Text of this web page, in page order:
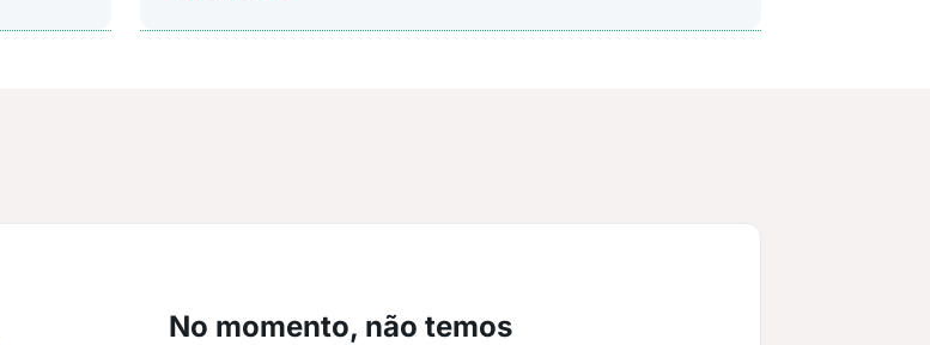
No momento, não temos